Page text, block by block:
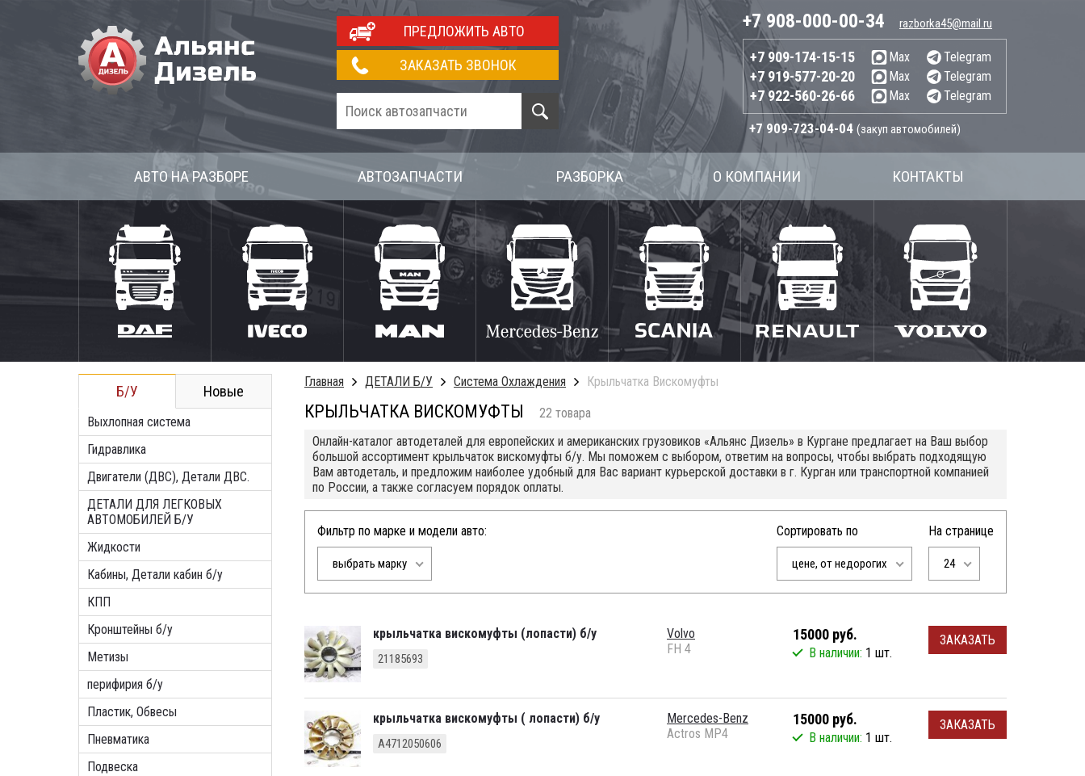
ПРЕДЛОЖИТЬ АВТО
ЗАКАЗАТЬ ЗВОНОК
+7 908-000-00-34 razborka45@mail.ru
+7 909-174-15-15 Max Telegram
+7 919-577-20-20 Max Telegram
+7 922-560-26-66 Max Telegram
+7 909-723-04-04 (закуп автомобилей)
АВТО НА РАЗБОРЕ АВТОЗАПЧАСТИ РАЗБОРКА О КОМПАНИИ КОНТАКТЫ
Б/У Новые
Выхлопная система
Гидравлика
Двигатели (ДВС), Детали ДВС.
ДЕТАЛИ ДЛЯ ЛЕГКОВЫХ
АВТОМОБИЛЕЙ Б/У
Жидкости
Кабины, Детали кабин б/у
КПП
Кронштейны б/у
Метизы
перифирия б/у
Пластик, Обвесы
Пневматика
Подвеска
Главная ДЕТАЛИ Б/У Система Охлаждения Крыльчатка Вискомуфты
КРЫЛЬЧАТКА ВИСКОМУФТЫ
22 товара
Онлайн-каталог автодеталей для европейских и американских грузовиков «Альянс Дизель» в Кургане предлагает на Ваш выбор
большой ассортимент крыльчаток вискомуфты б/у. Мы поможем с выбором, ответим на вопросы, чтобы выбрать подходящую
Вам автодеталь, и предложим наиболее удобный для Вас вариант курьерской доставки в г. Курган или транспортной компанией
по России, а также согласуем порядок оплаты.
Фильтр по марке и модели авто:
выбрать марку
Сортировать по
цене, от недорогих
На странице
24
крыльчатка вискомуфты (лопасти) б/у
21185693
Volvo
FH 4
15000 руб.
В наличии: 1 шт.
ЗАКАЗАТЬ
крыльчатка вискомуфты ( лопасти) б/у
A4712050606
Mercedes-Benz
Actros MP4
15000 руб.
В наличии: 1 шт.
ЗАКАЗАТЬ